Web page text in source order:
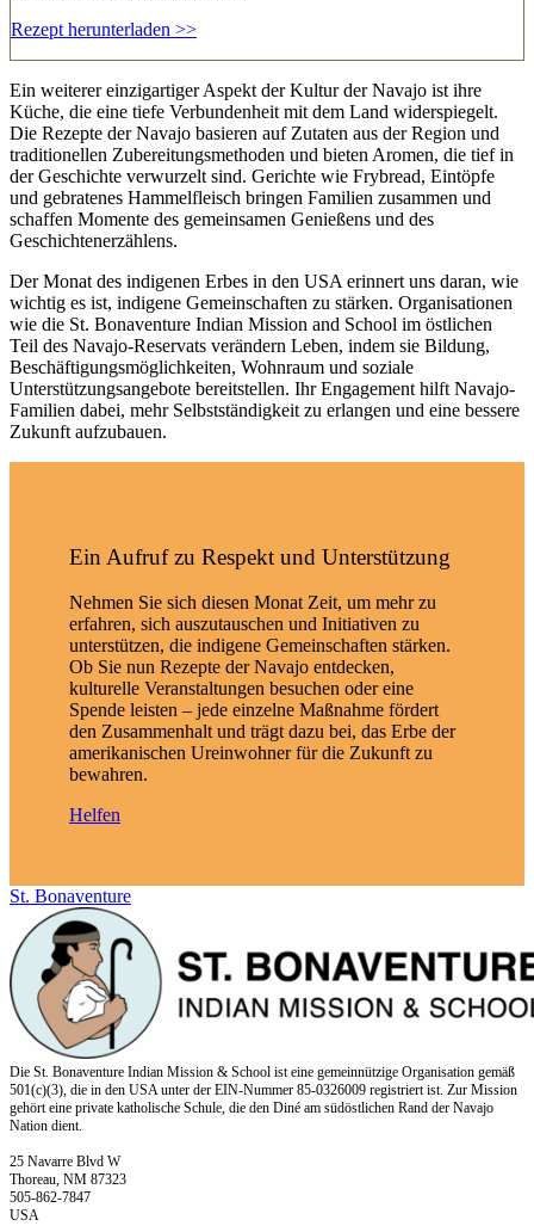
Rezept herunterladen >>
Ein weiterer einzigartiger Aspekt der Kultur der Navajo ist ihre
Küche, die eine tiefe Verbundenheit mit dem Land widerspiegelt.
Die Rezepte der Navajo basieren auf Zutaten aus der Region und
traditionellen Zubereitungsmethoden und bieten Aromen, die tief in
der Geschichte verwurzelt sind. Gerichte wie Frybread, Eintöpfe
und gebratenes Hammelfleisch bringen Familien zusammen und
schaffen Momente des gemeinsamen Genießens und des
Geschichtenerzählens.
Der Monat des indigenen Erbes in den USA erinnert uns daran, wie
wichtig es ist, indigene Gemeinschaften zu stärken. Organisationen
wie die St. Bonaventure Indian Mission and School im östlichen
Teil des Navajo-Reservats verändern Leben, indem sie Bildung,
Beschäftigungsmöglichkeiten, Wohnraum und soziale
Unterstützungsangebote bereitstellen. Ihr Engagement hilft Navajo-
Familien dabei, mehr Selbstständigkeit zu erlangen und eine bessere
Zukunft aufzubauen.
Ein Aufruf zu Respekt und Unterstützung
Nehmen Sie sich diesen Monat Zeit, um mehr zu
erfahren, sich auszutauschen und Initiativen zu
unterstützen, die indigene Gemeinschaften stärken.
Ob Sie nun Rezepte der Navajo entdecken,
kulturelle Veranstaltungen besuchen oder eine
Spende leisten – jede einzelne Maßnahme fördert
den Zusammenhalt und trägt dazu bei, das Erbe der
amerikanischen Ureinwohner für die Zukunft zu
bewahren.
Helfen
St. Bonaventure
Die St. Bonaventure Indian Mission & School ist eine gemeinnützige Organisation gemäß
501(c)(3), die in den USA unter der EIN-Nummer 85-0326009 registriert ist. Zur Mission
gehört eine private katholische Schule, die den Diné am südöstlichen Rand der Navajo
Nation dient.
25 Navarre Blvd W
Thoreau, NM 87323
505-862-7847
USA